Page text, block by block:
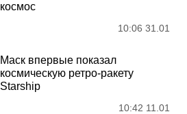
космос
10:06 31.01
Маск впервые показал
космическую ретро-ракету
Starship
10:42 11.01